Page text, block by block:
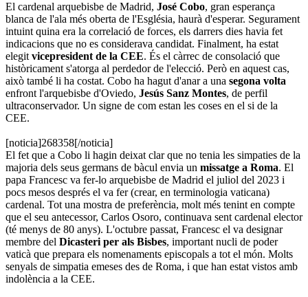
El cardenal arquebisbe de Madrid, José Cobo, gran esperança
blanca de l'ala més oberta de l'Església, haurà d'esperar. Segurament
intuint quina era la correlació de forces, els darrers dies havia fet
indicacions que no es considerava candidat. Finalment, ha estat
elegitvicepresident de la CEE. És el càrrec de consolació que
històricament s'atorga al perdedor de l'elecció. Però en aquest cas,
això també li ha costat. Cobo ha hagut d'anar a una segona volta
enfront l'arquebisbe d'Oviedo, Jesús Sanz Montes, de perfil
ultraconservador. Un signe de com estan les coses en el si de la
CEE.
[noticia]268358[/noticia]
El fet que a Cobo li hagin deixat clar que no tenia les simpaties de la
majoria dels seus germans de bàcul envia un missatge a Roma. El
papa Francesc va fer-lo arquebisbe de Madrid el juliol del 2023 i
pocs mesos després el va fer (crear, en terminologia vaticana)
cardenal. Tot una mostra de preferència, molt més tenint en compte
que el seu antecessor, Carlos Osoro, continuava sent cardenal elector
(té menys de 80 anys). L'octubre passat, Francesc el va designar
membre del Dicasteri per als Bisbes, important nucli de poder
vaticà que prepara els nomenaments episcopals a tot el món. Molts
senyals de simpatia emeses des de Roma, i que han estat vistos amb
indolència a la CEE.